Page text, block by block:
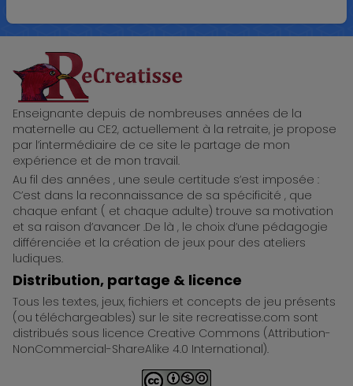
ReCreatisse
Enseignante depuis de nombreuses années de la
maternelle au CE2, actuellement à la retraite, je propose
par l’intermédiaire de ce site le partage de mon
expérience et de mon travail.
Au fil des années , une seule certitude s’est imposée :
C’est dans la reconnaissance de sa spécificité , que
chaque enfant ( et chaque adulte) trouve sa motivation
et sa raison d’avancer .De là , le choix d’une pédagogie
différenciée et la création de jeux pour des ateliers
ludiques.
Distribution, partage & licence
Tous les textes, jeux, fichiers et concepts de jeu présents
(ou téléchargeables) sur le site recreatisse.com sont
distribués sous licence Creative Commons (Attribution-
NonCommercial-ShareAlike 4.0 International).